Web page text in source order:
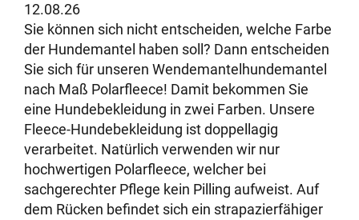
mit5.00
von 5,
basierend
Kundenbewe
rtungen
12.08.26
Sie können sich nicht entscheiden, welche Farbe
der Hundemantel haben soll? Dann entscheiden
Sie sich für unseren Wendemantelhundemantel
nach Maß Polarfleece! Damit bekommen Sie
eine Hundebekleidung in zwei Farben. Unsere
Fleece-Hundebekleidung ist doppellagig
verarbeitet. Natürlich verwenden wir nur
hochwertigen Polarfleece, welcher bei
sachgerechter Pflege kein Pilling aufweist. Auf
dem Rücken befindet sich ein strapazierfähiger